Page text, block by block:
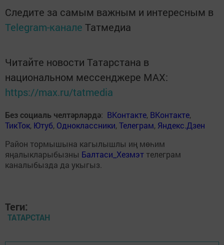
Следите за самым важным и интересным в
Telegram-канале Татмедиа
Читайте новости Татарстана в
национальном мессенджере MАХ:
https://max.ru/tatmedia
Без социаль челтәрләрдә: ВКонтакте, ВКонтакте,
ТикТок, Ютуб, Одноклассники,Телеграм, Яндекс.Дзен
Район тормышына кагылышлы иң мөһим
яңалыкларыбызны Балтаси_Хезмэт телеграм
каналыбызда да укыгыз.
Теги:
ТАТАРСТАН